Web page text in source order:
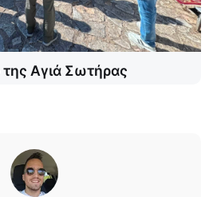
Αγιά Σωτήρας